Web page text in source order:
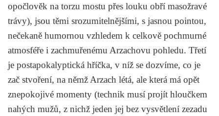
opočlověk na torzu mostu přes louku obří masožravé
trávy), jsou těmi srozumitelnějšími, s jasnou pointou,
nečekaně humornou vzhledem k celkově pochmurné
atmosféře i zachmuřenému Arzachovu pohledu. Třetí
je postapokalyptická hříčka, v níž se dozvíme, co je
zač stvoření, na němž Arzach létá, ale která má opět
znepokojivé momenty (technik musí projít hloučkem
nahých mužů, z nichž jeden jej bez vysvětlení zezadu